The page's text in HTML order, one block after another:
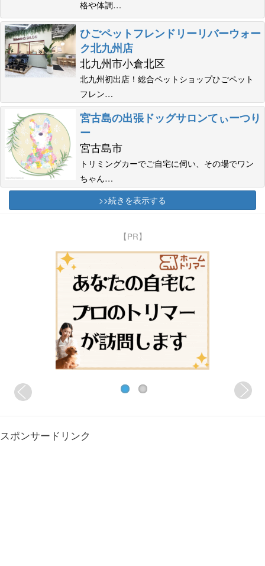
格や体調…
ひごペットフレンドリーリバーウォー
ク北九州店
北九州市小倉北区
北九州初出店！総合ペットショップひごペット
フレン…
宮古島の出張ドッグサロンてぃーつり
ー
宮古島市
トリミングカーでご自宅に伺い、その場でワン
ちゃん…
>>続きを表示する
【PR】
スポンサードリンク